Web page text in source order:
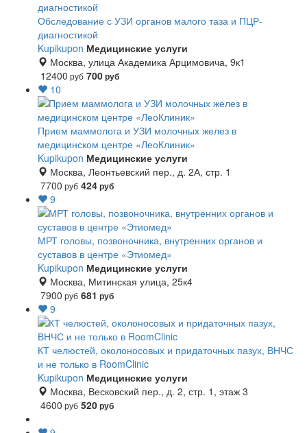
Обследование с УЗИ органов малого таза и ПЦР-
диагностикой
Kupikupon Медицинские услуги
Москва, улица Академика Арцимовича, 9к1
12400 руб 700руб
10
Прием маммолога и УЗИ молочных желез в
медицинском центре «ЛеоКлиник»
Kupikupon Медицинские услуги
Москва, Леонтьевский пер., д. 2А, стр. 1
7700 руб 424руб
9
МРТ головы, позвоночника, внутренних органов и
суставов в центре «Этиомед»
Kupikupon Медицинские услуги
Москва, Митинская улица, 25к4
7900 руб 681 руб
9
КТ челюстей, околоносовых и придаточных пазух, ВНЧС
и не только в RoomClinic
Kupikupon Медицинские услуги
Москва, Весковский пер., д. 2, стр. 1, этаж 3
4600 руб 520руб